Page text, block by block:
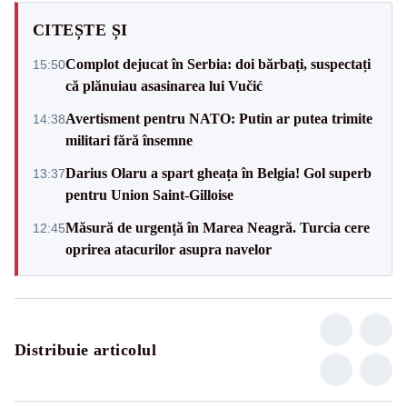
CITEȘTE ȘI
15:50Complot dejucat în Serbia: doi bărbați, suspectați
că plănuiau asasinarea lui Vučić
14:38Avertisment pentru NATO: Putin ar putea trimite
militari fără însemne
13:37Darius Olaru a spart gheața în Belgia! Gol superb
pentru Union Saint-Gilloise
12:45Măsură de urgență în Marea Neagră. Turcia cere
oprirea atacurilor asupra navelor
Distribuie articolul